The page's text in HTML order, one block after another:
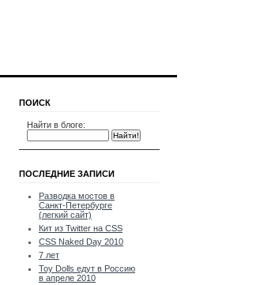
ПОИСК
Найти в блоге:
ПОСЛЕДНИЕ ЗАПИСИ
Разводка мостов в
Санкт-Петербурге
(легкий сайт)
Кит из Twitter на CSS
CSS Naked Day 2010
7 лет
Toy Dolls едут в Россию
в апреле 2010